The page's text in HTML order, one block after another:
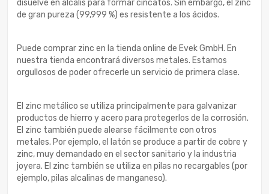
disuelve en álcalis para formar cincatos. Sin embargo, el zinc
de gran pureza (99,999 %) es resistente a los ácidos.
Puede comprar zinc en la tienda online de Evek GmbH. En
nuestra tienda encontrará diversos metales. Estamos
orgullosos de poder ofrecerle un servicio de primera clase.
El zinc metálico se utiliza principalmente para galvanizar
productos de hierro y acero para protegerlos de la corrosión.
El zinc también puede alearse fácilmente con otros
metales. Por ejemplo, el latón se produce a partir de cobre y
zinc, muy demandado en el sector sanitario y la industria
joyera. El zinc también se utiliza en pilas no recargables (por
ejemplo, pilas alcalinas de manganeso).